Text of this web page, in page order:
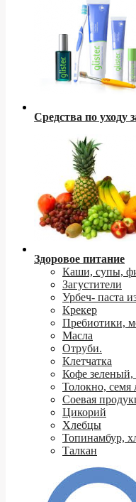
Средства по уходу
Здоровое питание
Каши, супы,
Загустители
Урбеч- паста
Крекер
Пребиотики,
Масла
Отруби.
Клетчатка
Кофе зеленый,
Толокно, семя
Соевая
Цикорий
Хлебцы
Топинамбур,
Талкан